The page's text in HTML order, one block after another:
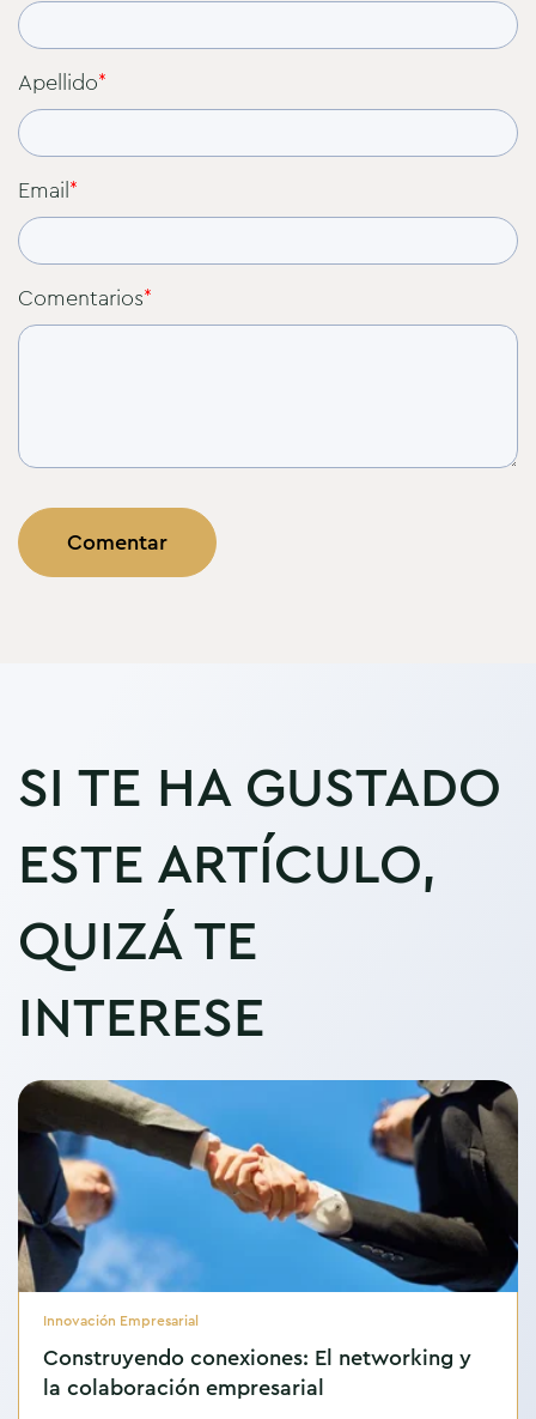
Apellido*
Email*
Comentarios*
SI TE HA GUSTADO
ESTE ARTÍCULO,
QUIZÁ TE
INTERESE
Innovación Empresarial
Construyendo conexiones: El networking y
la colaboración empresarial